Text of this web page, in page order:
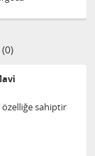
(0)
özelliğe sahiptir